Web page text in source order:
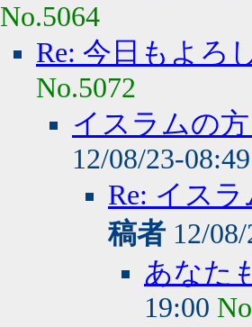
No.5064
Re: 今日もよろ
No.5072
イスラムの
12/08/23-
Re: イス
稿者 12/
あなた
19:00